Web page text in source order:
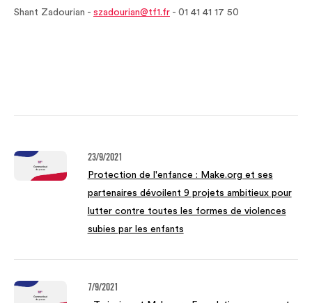
Shant Zadourian - szadourian@tf1.fr - 01 41 41 17 50
23/9/2021
Protection de l'enfance : Make.org et ses
partenaires dévoilent 9 projets ambitieux pour
lutter contre toutes les formes de violences
subies par les enfants
7/9/2021